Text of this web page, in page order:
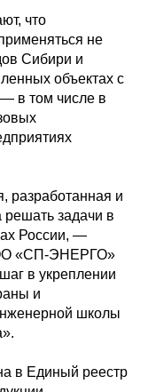
что
не
Сибири и
объектах с
в том числе в
разработанная и
решать задачи в
России, —
«СП-ЭНЕРГО»
в укреплении
и
школы
в Единый реестр